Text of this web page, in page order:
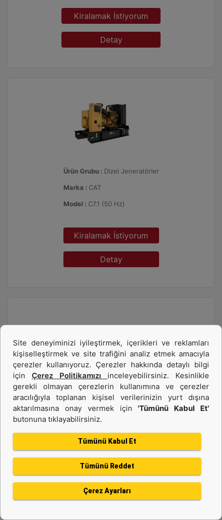
Kiralamak İstiyorum
Detay
Ürün Grubu : Dizel Jeneratörler
Marka : CAT
Model : C7.1 (50 Hz)
Kiralamak İstiyorum
Detay
Ürün Grubu :Dizel Jeneratörler
Marka : CAT
Model :C7.1 165 kVA
Kiralamak İstiyorum
Detay
Site deneyiminizi iyileştirmek, içerikleri ve reklamları
kişiselleştirmek ve site trafiğini analiz etmek amacıyla
çerezler kullanıyoruz. Çerezler hakkında detaylı bilgi
için Çerez Politikamızı inceleyebilirsiniz. Kesinlikle
gerekli olmayan çerezlerin kullanımına ve çerezler
aracılığıyla toplanan kişisel verilerinizin yurt dışına
aktarılmasına onay vermek için'Tümünü Kabul Et'
butonuna tıklayabilirsiniz.
Tümünü Kabul Et
Tümünü Reddet
Çerez Ayarları